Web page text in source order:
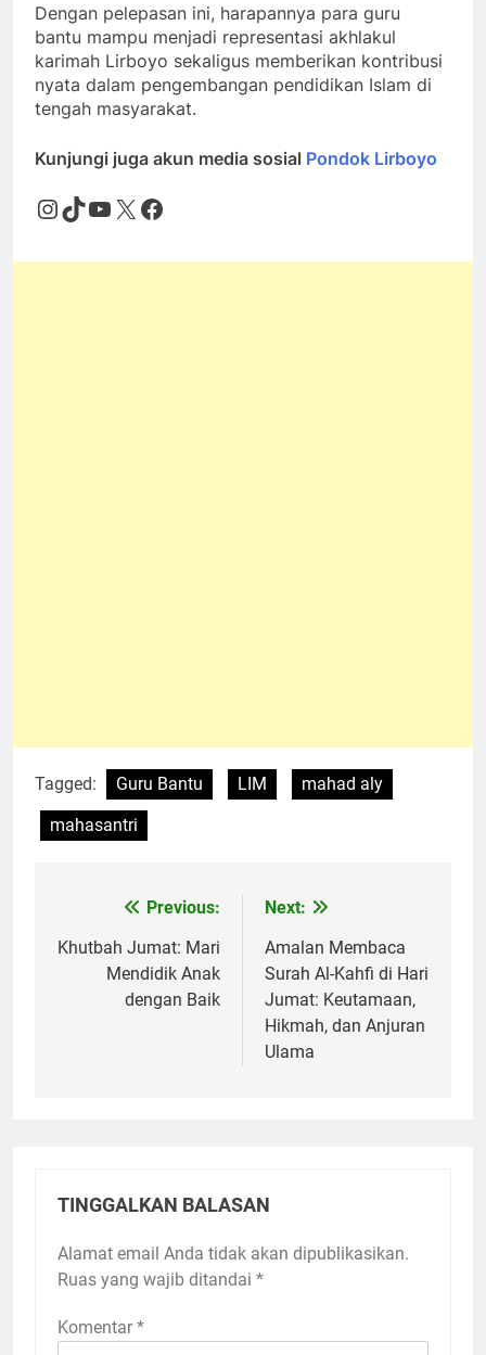
Dengan pelepasan ini, harapannya para guru
bantu mampu menjadi representasi akhlakul
karimah Lirboyo sekaligus memberikan kontribusi
nyata dalam pengembangan pendidikan Islam di
tengah masyarakat.
Kunjungi juga akun media sosial Pondok Lirboyo
Instagram
TikTok
YouTube
X Facebook
Tagged: Guru Bantu LIM
mahad aly
mahasantri
Navigasi
pos
Previous:
Khutbah Jumat: Mari
Mendidik Anak
dengan Baik
Next:
Amalan Membaca
Surah Al-Kahfi di Hari
Jumat: Keutamaan,
Hikmah, dan Anjuran
Ulama
TINGGALKAN BALASAN
Alamat email Anda tidak akan dipublikasikan.
Ruas yang wajib ditandai *
Komentar *